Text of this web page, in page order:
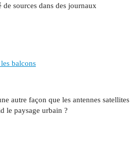
de sources dans des journaux
balcons
autre façon que les antennes satellites
le paysage urbain ?